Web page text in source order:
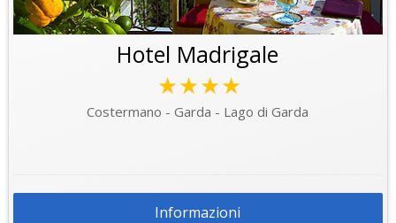
Hotel Madrigale
★★★★
Costermano - Garda - Lago di Garda
Informazioni